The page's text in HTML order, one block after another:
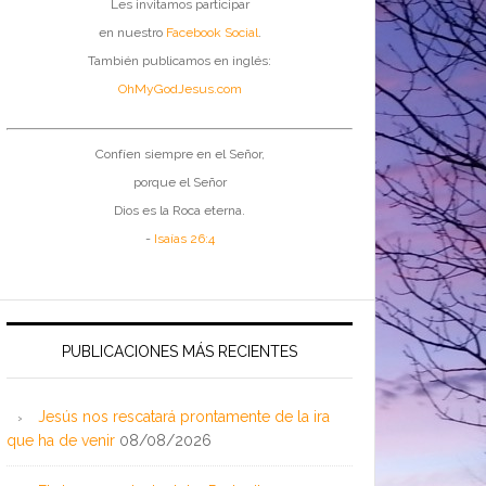
Les invitamos participar
en nuestro Facebook Social.
También publicamos en inglés:
OhMyGodJesus.com
Confíen siempre en el Señor,
porque el Señor
Dios es la Roca eterna.
- Isaías 26:4
PUBLICACIONES MÁS RECIENTES
Jesús nos rescatará prontamente de la ira
que ha de venir 08/08/2026